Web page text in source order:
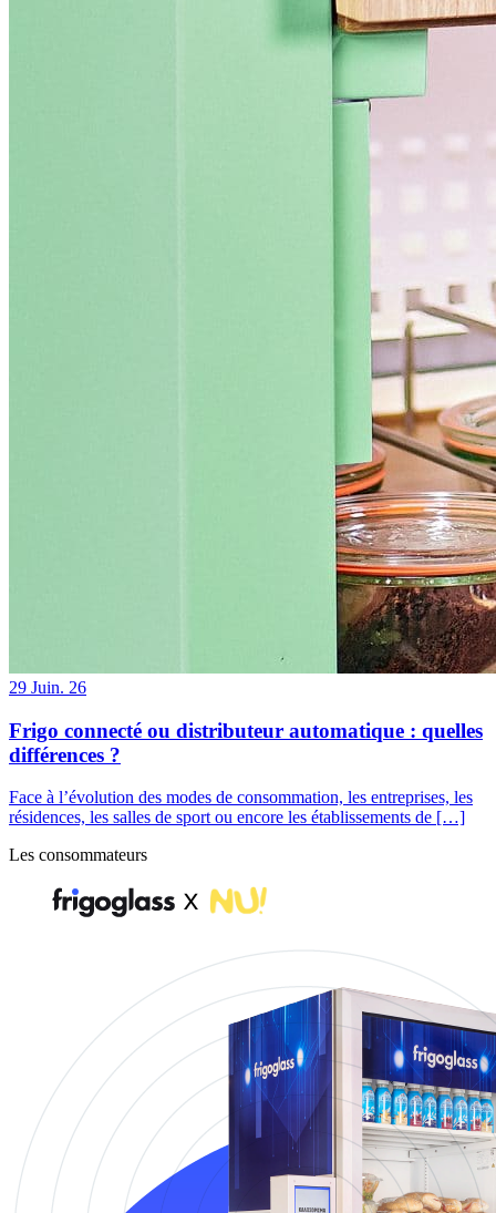
29 Juin. 26
Frigo connecté ou distributeur automatique : quelles
différences ?
Face à l’évolution des modes de consommation, les entreprises, les
résidences, les salles de sport ou encore les établissements de […]
Les consommateurs